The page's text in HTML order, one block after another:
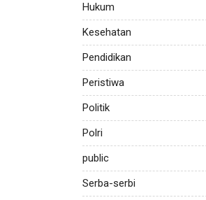
Hukum
Kesehatan
Pendidikan
Peristiwa
Politik
Polri
public
Serba-serbi